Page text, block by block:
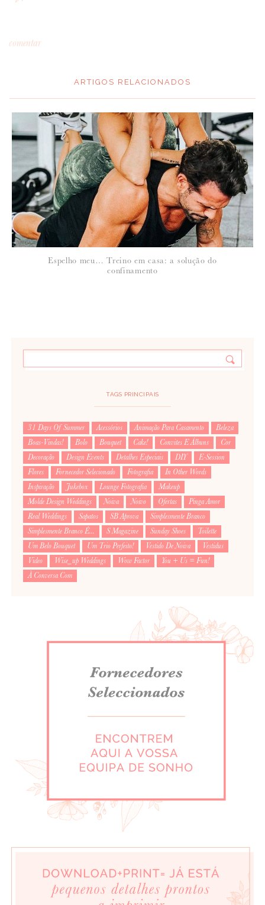
comentar
NOME*:
política de privacidade
ARTIGOS RELACIONADOS
Espelho meu… Treino em casa: a solução do
confinamento
TAGS PRINCIPAIS
31 Days Of Summer Acessórios Animação Para Casamento
Beleza
Boas-Vindas!
Bolo Bouquet Cake! Convites E Álbuns
Cor
Decoração
Design Events Detalhes Especiais DIY
E-Session
Flores
Fornecedor Selecionado Fotografia
In Other Words
Inspiração
Jukebox Lounge Fotografia
Makeup
Molde Design Weddings
Noiva Noivo Ofertas
Pinga Amor
Real Weddings
Sapatos SB Aprova
Simplesmente Branco
Simplesmente Branco É...
S Magazine Sunday Shoes
Toilette
Um Belo Bouquet
Um Trio Perfeito! Vestido De Noiva
Vestidus
Video
Wise_up Weddings Wow Factor
You + Us = Fun!
À Conversa Com